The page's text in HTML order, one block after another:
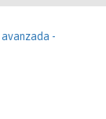
avanzada -